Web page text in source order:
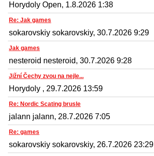
Horydoly Open, 1.8.2026 1:38
Re: Jak games
sokarovskiy sokarovskiy, 30.7.2026 9:29
Jak games
nesteroid nesteroid, 30.7.2026 9:28
Jižní Čechy zvou na nejle...
Horydoly , 29.7.2026 13:59
Re: Nordic Scating brusle
jalann jalann, 28.7.2026 7:05
Re: games
sokarovskiy sokarovskiy, 26.7.2026 23:29